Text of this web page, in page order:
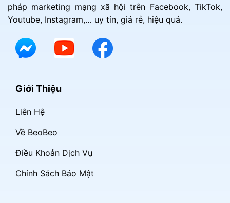
pháp marketing mạng xã hội trên Facebook, TikTok,
Youtube, Instagram,… uy tín, giá rẻ, hiệu quả.
Giới Thiệu
Liên Hệ
Về BeoBeo
Điều Khoản Dịch Vụ
Chính Sách Bảo Mật